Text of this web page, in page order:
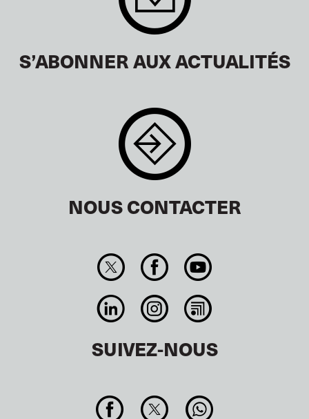
S’ABONNER AUX ACTUALITÉS
NOUS CONTACTER
SUIVEZ-NOUS